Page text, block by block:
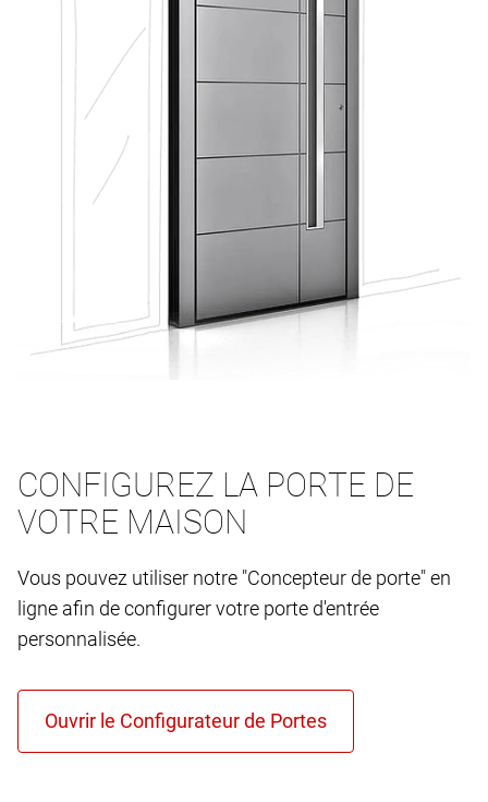
CONFIGUREZ LA PORTE DE
VOTRE MAISON
Vous pouvez utiliser notre "Concepteur de porte" en
ligne afin de configurer votre porte d'entrée
personnalisée.